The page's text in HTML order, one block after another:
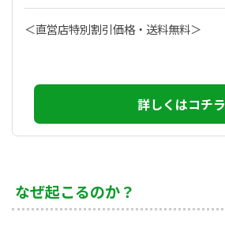
＜直営店特別割引価格・送料無料＞
詳しくはコチラ
なぜ起こるのか？